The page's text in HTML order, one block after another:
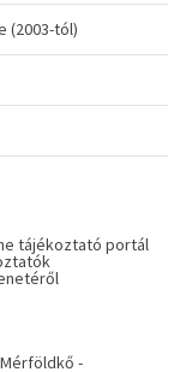
(2003-tól)
tájékoztató portál
-